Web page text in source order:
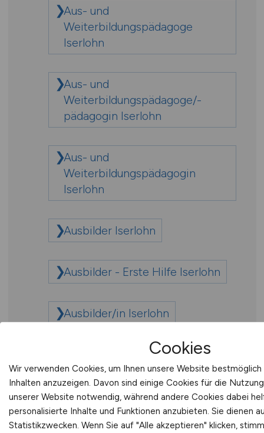
Aus- und
Weiterbildungspädagoge
Iserlohn
Aus- und
Weiterbildungspädagoge/-
pädagogin Iserlohn
Aus- und
Weiterbildungspädagogin
Iserlohn
Ausbilder Iserlohn
Ausbilder - Erste Hilfe Iserlohn
Ausbilder/in Iserlohn
Ausbilder/in - Erste Hilfe
Iserlohn
Ausbilderin Iserlohn
Cookies
Wir verwenden Cookies, um Ihnen unsere Website
Inhalten anzuzeigen. Davon sind einige Cookies für die
unserer Website notwendig, während andere Cookies dabei
personalisierte Inhalte und Funktionen anzubieten. Sie dienen
Statistikzwecken. Wenn Sie auf "Alle akzeptieren" klicken,